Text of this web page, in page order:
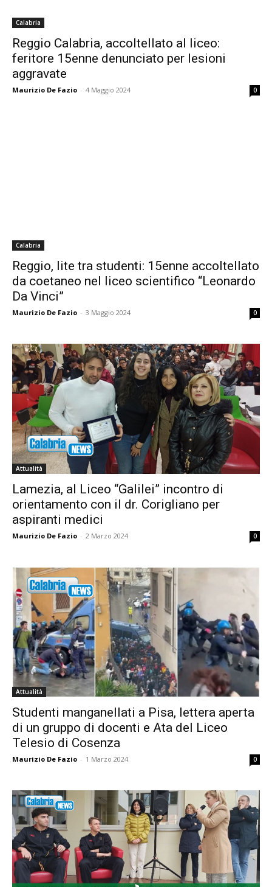
Calabria
Reggio Calabria, accoltellato al liceo:
feritore 15enne denunciato per lesioni
aggravate
Maurizio De Fazio - 4 Maggio 2024 0
Calabria
Reggio, lite tra studenti: 15enne accoltellato
da coetaneo nel liceo scientifico “Leonardo
Da Vinci”
Maurizio De Fazio - 3 Maggio 2024 0
Attualità
Lamezia, al Liceo “Galilei” incontro di
orientamento con il dr. Corigliano per
aspiranti medici
Maurizio De Fazio - 2 Marzo 2024 0
Attualità
Studenti manganellati a Pisa, lettera aperta
di un gruppo di docenti e Ata del Liceo
Telesio di Cosenza
Maurizio De Fazio - 1 Marzo 2024 0